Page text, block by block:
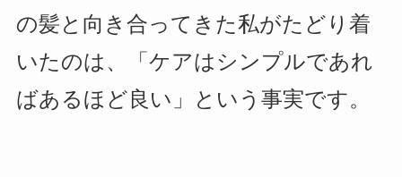
の髪と向き合ってきた私がたどり着
いたのは、「ケアはシンプルであれ
ばあるほど良い」という事実です。